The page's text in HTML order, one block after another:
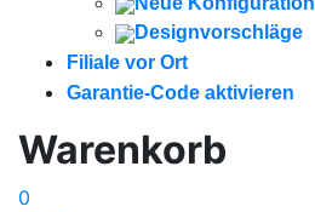
Designvorschläge
Filiale vor Ort
Garantie-Code aktivieren
Warenkorb
0